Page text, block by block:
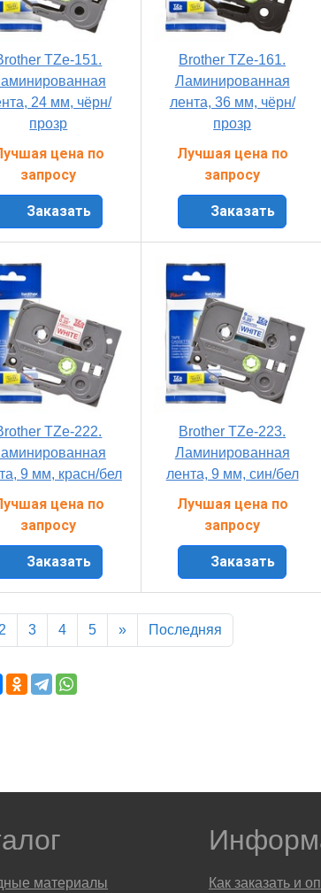
TZe-151.
24 мм, чёрн/
прозр
цена по
запросу
Заказать
Brother TZe-161.
Ламинированная
лента, 36 мм, чёрн/
прозр
Лучшая цена по
запросу
Заказать
TZe-222.
9 мм, красн/бел
цена по
запросу
Заказать
Brother TZe-223.
Ламинированная
лента, 9 мм, син/бел
Лучшая цена по
запросу
Заказать
3 4 5 » Последняя
материалы Как заказать и